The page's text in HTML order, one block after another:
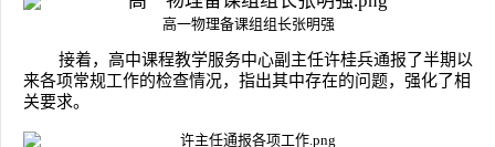
高一物理备课组组长张明强
接着，高中课程教学服务中心副主任许桂兵通报了半期以
来各项常规工作的检查情况，指出其中存在的问题，强化了相
关要求。